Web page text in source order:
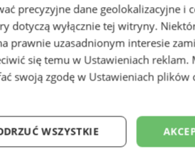
precyzyjne dane geolokalizacyjne i
dotyczą wyłącznie tej witryny.
prawnie uzasadnionym interesie
się temu w Ustawieniach reklam.
swoją zgodę w Ustawieniach plików
WSZYSTKIE